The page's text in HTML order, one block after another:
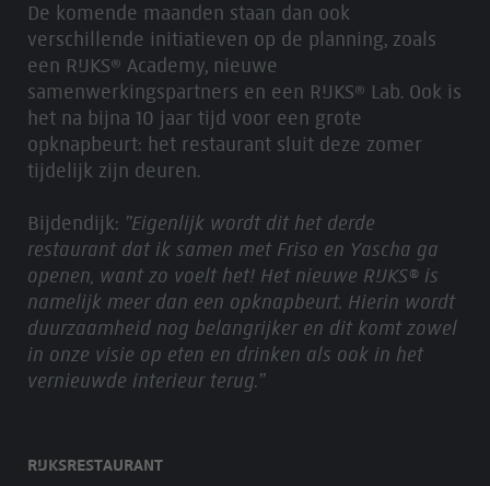
De komende maanden staan dan ook
verschillende initiatieven op de planning, zoals
een RIJKS® Academy, nieuwe
samenwerkingspartners en een RIJKS® Lab. Ook is
het na bijna 10 jaar tijd voor een grote
opknapbeurt: het restaurant sluit deze zomer
tijdelijk zijn deuren.
Bijdendijk: ”Eigenlijk wordt dit het derde
restaurant dat ik samen met Friso en Yascha ga
openen, want zo voelt het! Het nieuwe RIJKS® is
namelijk meer dan een opknapbeurt. Hierin wordt
duurzaamheid nog belangrijker en dit komt zowel
in onze visie op eten en drinken als ook in het
vernieuwde interieur terug.”
RIJKSRESTAURANT